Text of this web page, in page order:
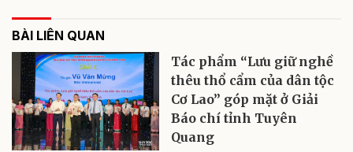
BÀI LIÊN QUAN
Tác phẩm “Lưu giữ nghề
thêu thổ cẩm của dân tộc
Cơ Lao” góp mặt ở Giải
Báo chí tỉnh Tuyên
Quang